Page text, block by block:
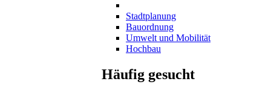
Stadtplanung
Bauordnung
Umwelt und Mobilität
Hochbau
Häufig gesucht